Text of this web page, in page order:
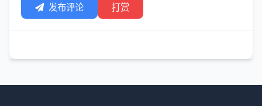
发布评论 打赏